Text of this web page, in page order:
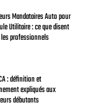
Mandataires Auto pour
Utilitaire : ce que disent
professionnels
: définition et
expliqués aux